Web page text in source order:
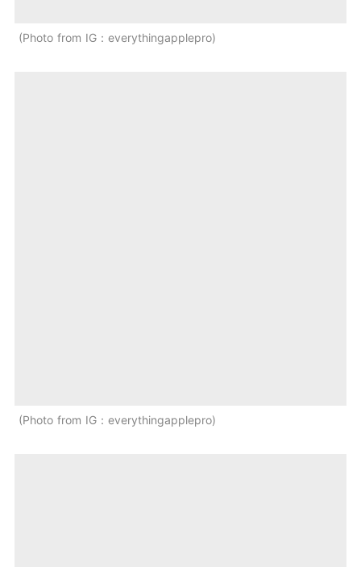
Photo from IG：everythingapplepro
Photo from IG：everythingapplepro